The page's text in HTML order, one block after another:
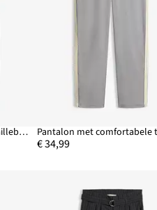
Broek met comfortabele tailleband van viscose-mix
€ 34,99